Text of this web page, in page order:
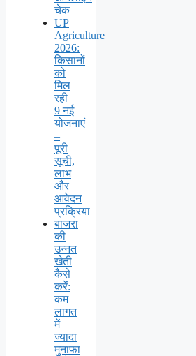
चेक
UP
Agriculture
2026:
किसानों
को
मिल
रही
9 नई
योजनाएं
–
पूरी
सूची,
लाभ
और
आवेदन
प्रक्रिया
बाजरा
की
उन्नत
खेती
कैसे
करें:
कम
लागत
में
ज्यादा
मुनाफा